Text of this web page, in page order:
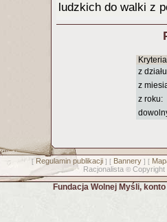
ludzkich do walki z
z
z
z roku:
[ Regulamin publikacji] [ Bannery] [
Racjonalista © Copyright
Fundacja Wolnej Myśli,